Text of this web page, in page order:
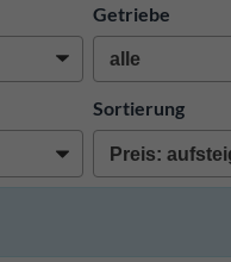
Getriebe
Sortierung